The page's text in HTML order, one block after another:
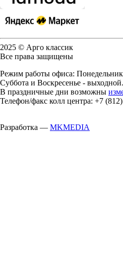
2025 © Арго классик
Все права защищены
Режим работы офиса:
Суббота и Воскресенье - выходной.
В праздничные дни возможны
Телефон/факс колл центра: +7
Разработка — MKMEDIA